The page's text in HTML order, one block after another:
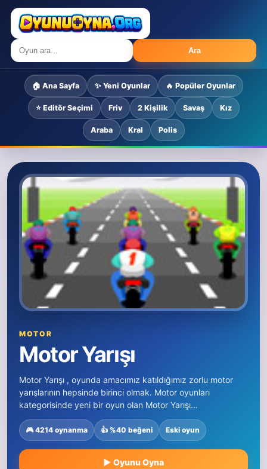
Ara
🏠 Ana Sayfa ✨ Yeni Oyunlar 🔥 Popüler Oyunlar
⭐ Editör Seçimi Friv 2 Kişilik Savaş Kız
Araba Kral Polis
MOTOR
Motor Yarışı
Motor Yarışı , oyunda amacımız katıldığımız zorlu motor
yarışlarının hepsinde birinci olmak. Motor oyunları
kategorisinde yeni bir oyun olan Motor Yarışı…
🎮 4214 oynanma 👍 %40 beğeni Eski oyun
▶ Oyunu Oyna